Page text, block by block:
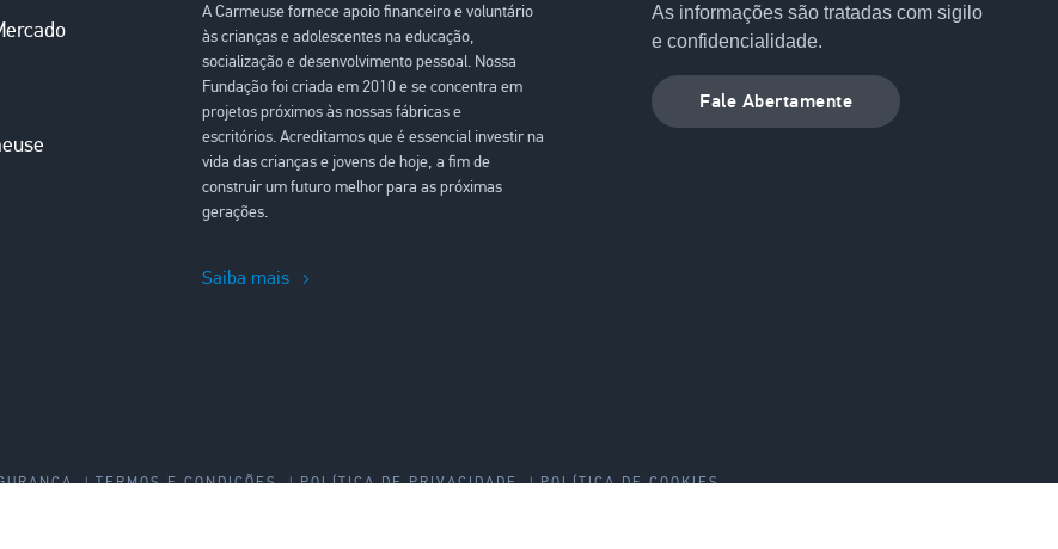
A Carmeuse fornece apoio financeiro e voluntário
às crianças e adolescentes na educação,
socialização e desenvolvimento pessoal. Nossa
Fundação foi criada em 2010 e se concentra em
projetos próximos às nossas fábricas e
escritórios. Acreditamos que é essencial investir na
vida das crianças e jovens de hoje, a fim de
construir um futuro melhor para as próximas
gerações.
Saiba mais
As informações são tratadas com sigilo
e confidencialidade.
Fale Abertamente
TERMOS E CONDIÇÕES POLÍTICA DE PRIVACIDADE POLÍTICA DE COOKIES